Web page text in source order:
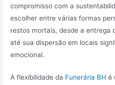
compromisso com a
escolher entre várias formas
restos mortais, desde a entrega
até sua dispersão em locais
emocional.
A flexibilidade da Funerária BH é